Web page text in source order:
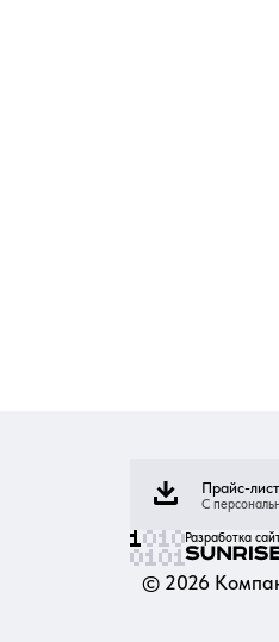
Прайс-
С
Разработка
© 2026